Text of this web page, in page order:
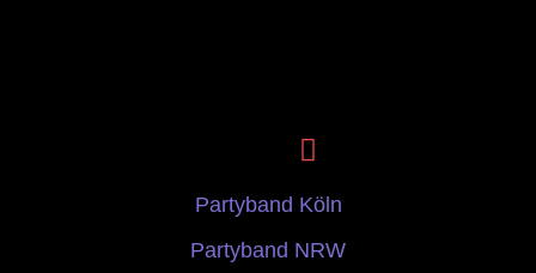
Partyband Köln
Partyband NRW